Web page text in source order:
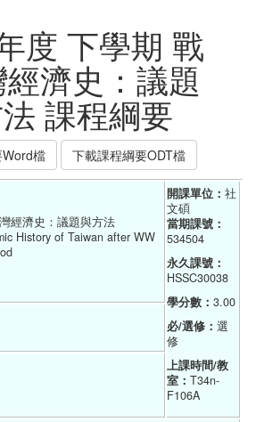
度 下學期 戰
濟史：議題
課程綱要
檔 下載課程綱要ODT檔
經濟史：議題與方法
History of Taiwan after WW
開課單位： 社
文碩
當期課號：
534504
永久課號：
HSSC30038
學分數： 3.00
必/選修： 選
修
上課時間/教
室： T34n-
F106A